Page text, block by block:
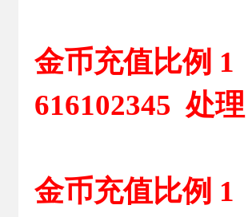
金币充值比例
616102345 处理
金币充值比例